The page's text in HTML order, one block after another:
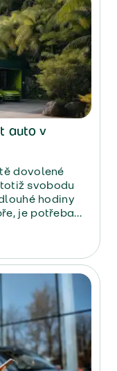
auto v
dovolené
svobodu
hodiny
je potřeba
nespálit a